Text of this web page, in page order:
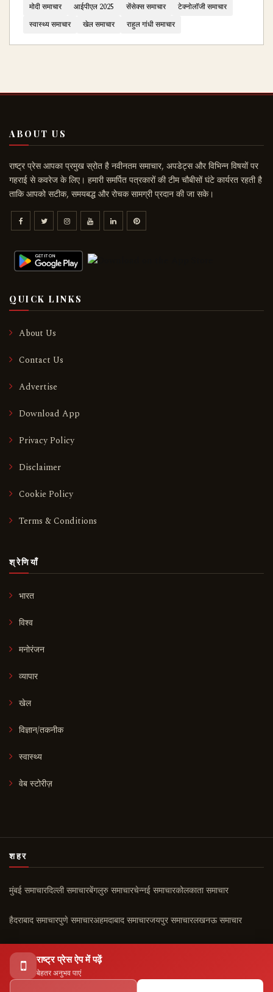
मोदी समाचार आईपीएल 2025 सेंसेक्स समाचार
टेक्नोलॉजी समाचार
स्वास्थ्य समाचार
खेल समाचार राहुल गांधी समाचार
राष्ट्र प्रेस ऐप में पढ़ें
बेहतर अनुभव पाएं
ABOUT US
राष्ट्र प्रेस आपका प्रमुख स्रोत है नवीनतम समाचार, अपडेट्स और विभिन्न विषयों पर
गहराई से कवरेज के लिए। हमारी समर्पित पत्रकारों की टीम चौबीसों घंटे कार्यरत रहती है
ताकि आपको सटीक, समयबद्ध और रोचक सामग्री प्रदान की जा सके।
QUICK LINKS
About Us
Contact Us
Advertise
Download App
Privacy Policy
Disclaimer
Cookie Policy
Terms & Conditions
श्रेणियाँ
भारत
विश्व
मनोरंजन
व्यापार
खेल
विज्ञान/तकनीक
स्वास्थ्य
वेब स्टोरीज़
शहर
मुंबई समाचारदिल्ली समाचारबेंगलुरु समाचारचेन्नई समाचारकोलकाता समाचार
हैदराबाद समाचारपुणे समाचारअहमदाबाद समाचारजयपुर समाचारलखनऊ समाचार
चंडीगढ़ समाचार